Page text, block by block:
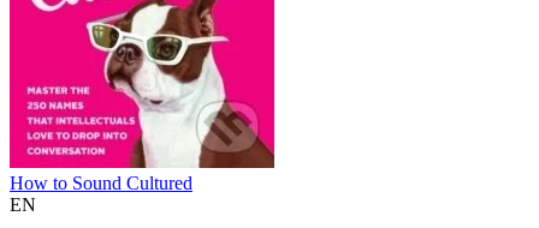
How to Sound Cultured
EN